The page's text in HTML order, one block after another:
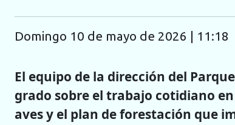
domingo 10 de mayo de 2026 | 11:18
El equipo de la dirección del
grado sobre el trabajo cotidiano en
aves y el plan de forestación que